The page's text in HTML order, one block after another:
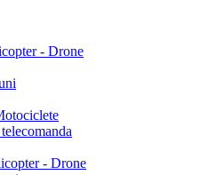
- Drone
- Drone